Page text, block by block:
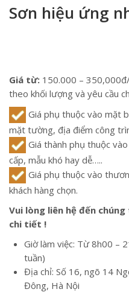
Sơn hiệu ứng
Giá từ: 150.000 –
theo khối lượng và yêu cầu
Giá phụ thuộc vào mặt
mặt tường, địa điểm công
Giá thành phụ thuộc
cấp, mẫu khó hay dễ…..
Giá phụ thuộc vào
khách hàng chọn.
Vui lòng liên hệ đến
chi tiết !
Giờ làm việc: Từ 8h00 –
tuần)
Địa chỉ: Số 16, ngõ 14
Đông, Hà Nội